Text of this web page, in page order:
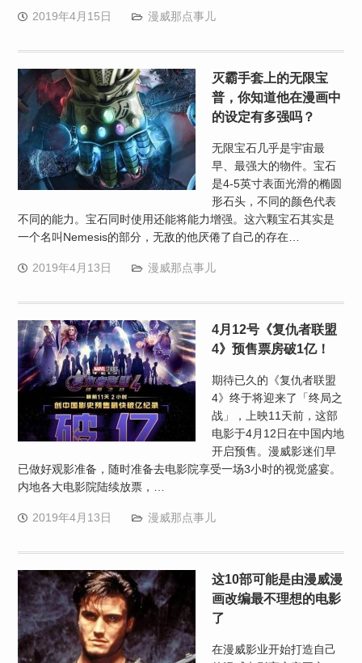
2019年4月15日 漫威那点事儿
灭霸手套上的无限宝
普，你知道他在漫画中
的设定有多强吗？
无限宝石几乎是宇宙最
早、最强大的物件。宝石
是4-5英寸表面光滑的椭圆
形石头，不同的颜色代表
不同的能力。宝石同时使用还能将能力增强。这六颗宝石其实是
一个名叫Nemesis的部分，无敌的他厌倦了自己的存在…
2019年4月13日 漫威那点事儿
4月12号《复仇者联盟
4》预售票房破1亿！
期待已久的《复仇者联盟
4》终于将迎来了「终局之
战」，上映11天前，这部
电影于4月12日在中国内地
开启预售。漫威影迷们早
已做好观影准备，随时准备去电影院享受一场3小时的视觉盛宴。
内地各大电影院陆续放票，…
2019年4月13日 漫威那点事儿
这10部可能是由漫威漫
画改编最不理想的电影
了
在漫威影业开始打造自己